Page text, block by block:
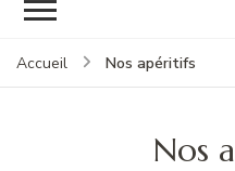
Accueil Nos apéritifs
Nos